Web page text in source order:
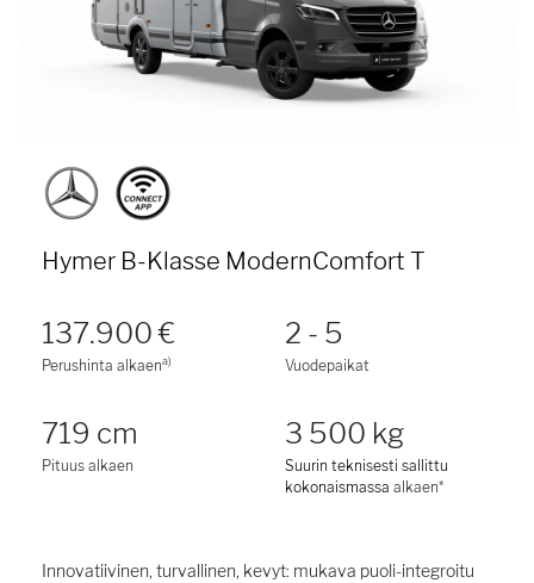
Hymer B-Klasse ModernComfort T
137.900 €
Perushinta alkaena)
2 - 5
Vuodepaikat
719 cm
Pituus alkaen
3 500 kg
Suurin teknisesti sallittu
kokonaismassa alkaen*
Innovatiivinen, turvallinen, kevyt: mukava puoli-integroitu